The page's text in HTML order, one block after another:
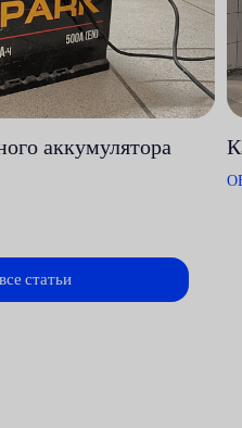
аккумулятора
статьи